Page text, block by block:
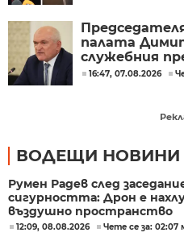
палата
служебния
Главчев?
16:47, 07.08.2026
ВОДЕЩИ НОВИНИ
Румен Радев след
сигурността: Дрон е
въздушно пространство
12:09, 08.08.2026 Чете се за: 02:07